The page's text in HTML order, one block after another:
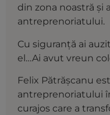
din zona noastră și
antreprenoriatului.
Cu siguranță ai
el…Ai avut vreun
Felix Pătrășcanu
antreprenoriatului
curajos care a